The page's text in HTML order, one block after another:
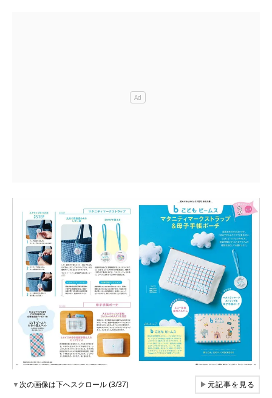
▼次の画像は下へスクロール (3/37) ▶元記事を見る